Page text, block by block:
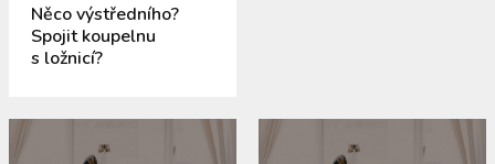
Něco výstředního?
Spojit koupelnu
s ložnicí?